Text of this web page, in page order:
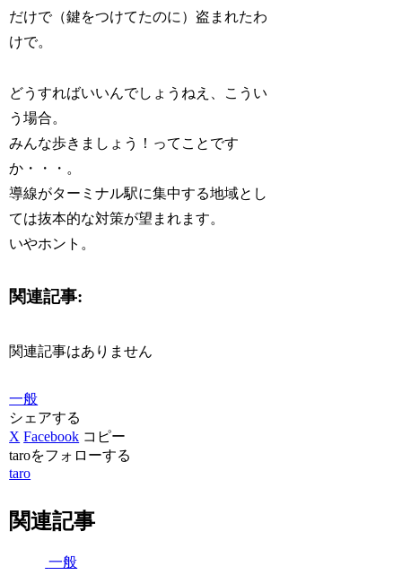
だけで（鍵をつけてたのに）盗まれたわ
けで。
どうすればいいんでしょうねえ、こうい
う場合。
みんな歩きましょう！ってことです
か・・・。
導線がターミナル駅に集中する地域とし
ては抜本的な対策が望まれます。
いやホント。
関連記事:
関連記事はありません
一般
シェアする
X Facebook コピー
taroをフォローする
taro
関連記事
一般